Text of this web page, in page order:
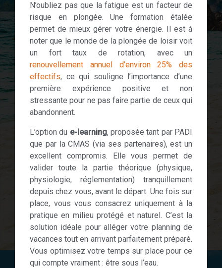
N’oubliez pas que la fatigue est un facteur de
risque en plongée. Une formation étalée
permet de mieux gérer votre énergie. Il est à
noter que le monde de la plongée de loisir voit
un fort taux de rotation, avec un
renouvellement annuel d’environ 25% des
effectifs, ce qui souligne l’importance d’une
première expérience positive et non
stressante pour ne pas faire partie de ceux qui
abandonnent.
L’option du e-learning, proposée tant par PADI
que par la CMAS (via ses partenaires), est un
excellent compromis. Elle vous permet de
valider toute la partie théorique (physique,
physiologie, réglementation) tranquillement
depuis chez vous, avant le départ. Une fois sur
place, vous vous consacrez uniquement à la
pratique en milieu protégé et naturel. C’est la
solution idéale pour alléger votre planning de
vacances tout en arrivant parfaitement préparé.
Vous optimisez votre temps sur place pour ce
qui compte vraiment : être sous l’eau.